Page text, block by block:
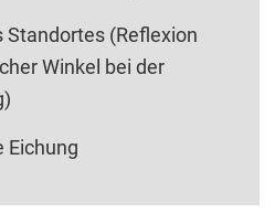
Standortes (Reflexion
Winkel bei der
Eichung